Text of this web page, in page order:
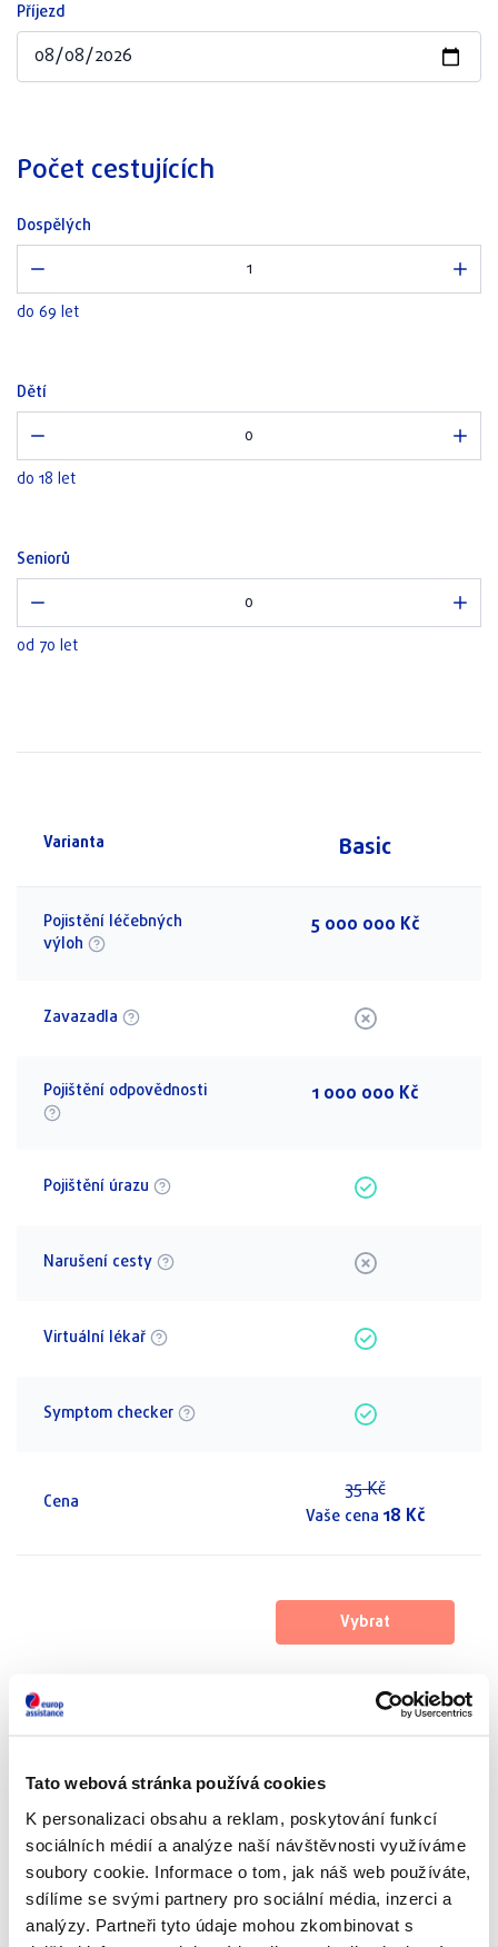
Tato webová stránka používá cookies
K personalizaci obsahu a reklam, poskytování funkcí
sociálních médií a analýze naší návštěvnosti využíváme
soubory cookie. Informace o tom, jak náš web používáte,
sdílíme se svými partnery pro sociální média, inzerci a
analýzy. Partneři tyto údaje mohou zkombinovat s
Příjezd
Počet cestujících
Dospělých
do 69 let
Dětí
do 18 let
Seniorů
od 70 let
Varianta Basic
Pojistění léčebných
výloh
5 000 000 Kč
Zavazadla
Pojištění odpovědnosti 1 000 000 Kč
Pojištění úrazu
Narušení cesty
Virtuální lékař
Symptom checker
Cena 35Kč
Vaše cena 18 Kč
Vybrat
Standard
Pojistění léčebných
výloh
30 000 000 Kč